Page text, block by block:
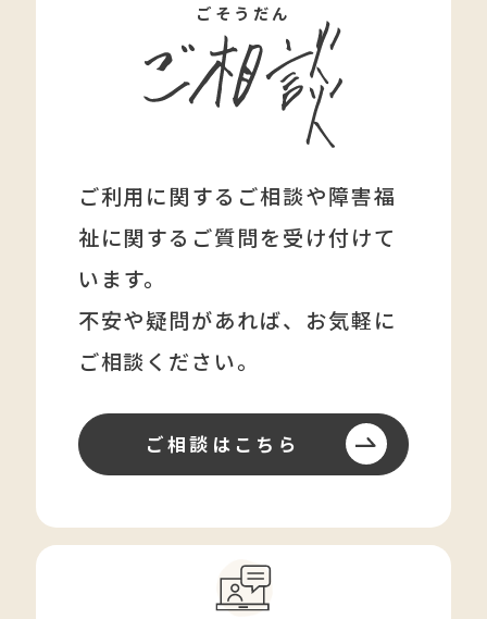
ごそうだん
ご利用に関するご相談や障害福
祉に関する ご質問を受け付けて
います。
不安や疑問があれば、 お気軽に
ご相談ください。
ご相談はこちら